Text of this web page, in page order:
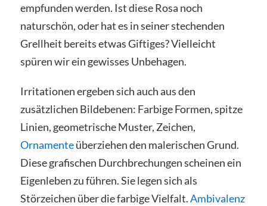
empfunden werden. Ist diese Rosa noch
naturschön, oder hat es in seiner stechenden
Grellheit bereits etwas Giftiges? Vielleicht
spüren wir ein gewisses Unbehagen.
Irritationen ergeben sich auch aus den
zusätzlichen Bildebenen: Farbige Formen, spitze
Linien, geometrische Muster, Zeichen,
Ornamenteüberziehen den malerischen Grund.
Diese grafischen Durchbrechungen scheinen ein
Eigenleben zu führen. Sie legen sich als
Störzeichen über die farbige Vielfalt.Ambivalenz